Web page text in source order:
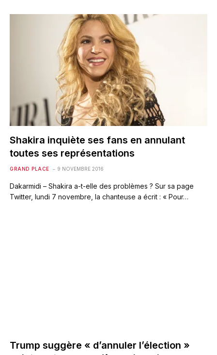
Shakira inquiète ses fans en annulant
toutes ses représentations
GRAND PLACE 9 NOVEMBRE 2016
Dakarmidi – Shakira a-t-elle des problèmes ? Sur sa page
Twitter, lundi 7 novembre, la chanteuse a écrit : « Pour…
Trump suggère « d’annuler l’élection »